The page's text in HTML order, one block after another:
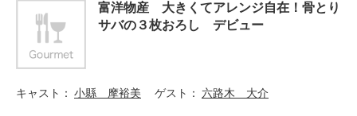
富洋物産 大きくてアレンジ自在！骨とり
サバの３枚おろし デビュー
キャスト 小縣 摩裕美 ゲスト 六路木 大介